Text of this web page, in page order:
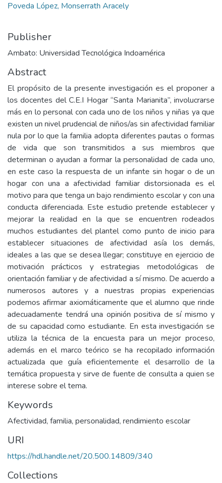
Poveda López, Monserrath Aracely
Publisher
Ambato: Universidad Tecnológica Indoamérica
Abstract
El propósito de la presente investigación es el proponer a
los docentes del C.E.I Hogar “Santa Marianita”, involucrarse
más en lo personal con cada uno de los niños y niñas ya que
existen un nivel prudencial de niños/as sin afectividad familiar
nula por lo que la familia adopta diferentes pautas o formas
de vida que son transmitidos a sus miembros que
determinan o ayudan a formar la personalidad de cada uno,
en este caso la respuesta de un infante sin hogar o de un
hogar con una a afectividad familiar distorsionada es el
motivo para que tenga un bajo rendimiento escolar y con una
conducta diferenciada. Este estudio pretende establecer y
mejorar la realidad en la que se encuentren rodeados
muchos estudiantes del plantel como punto de inicio para
establecer situaciones de afectividad asía los demás,
ideales a las que se desea llegar; constituye en ejercicio de
motivación prácticos y estrategias metodológicas de
orientación familiar y de afectividad a sí mismo. De acuerdo a
numerosos autores y a nuestras propias experiencias
podemos afirmar axiomáticamente que el alumno que rinde
adecuadamente tendrá una opinión positiva de sí mismo y
de su capacidad como estudiante. En esta investigación se
utiliza la técnica de la encuesta para un mejor proceso,
además en el marco teórico se ha recopilado información
actualizada que guía eficientemente el desarrollo de la
temática propuesta y sirve de fuente de consulta a quien se
interese sobre el tema.
Keywords
Afectividad, familia, personalidad, rendimiento escolar
URI
https://hdl.handle.net/20.500.14809/340
Collections